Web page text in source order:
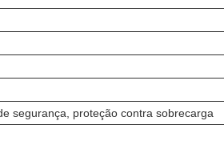
segurança, proteção contra sobrecarga